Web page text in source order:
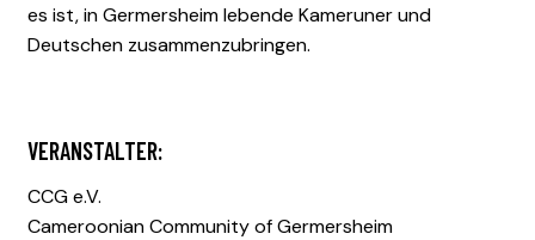
es ist, in Germersheim lebende Kameruner und
Deutschen zusammenzubringen.
VERANSTALTER:
CCG e.V.
Cameroonian Community of Germersheim